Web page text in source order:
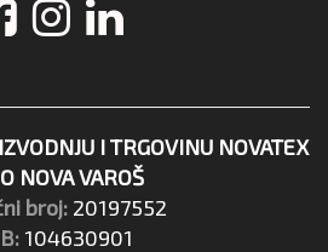
I TRGOVINU NOVATEX
NOVA VAROŠ
broj: 20197552
104630901